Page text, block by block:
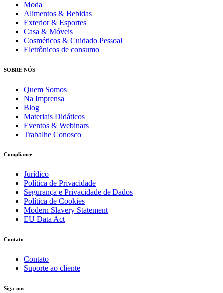
Moda
Alimentos & Bebidas
Exterior & Esportes
Casa & Móveis
Cosméticos & Cuidado Pessoal
Eletrônicos de consumo
SOBRE NÓS
Quem Somos
Na Imprensa
Blog
Materiais Didáticos
Eventos & Webinars
Trabalhe Conosco
Compliance
Jurídico
Política de Privacidade
Segurança e Privacidade de Dados
Política de Cookies
Modern Slavery Statement
EU Data Act
Contato
Contato
Suporte ao cliente
Siga-nos